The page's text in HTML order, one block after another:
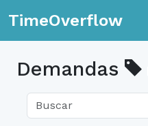
TimeOverflow
Demandas